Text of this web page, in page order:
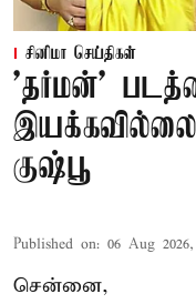
சினிமா செய்திகள்
'தர்மன்'
குஷ்பூ
Published on: 06 Aug
சென்னை,